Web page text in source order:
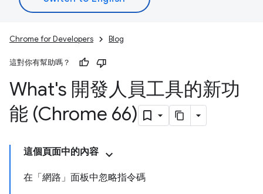
Chrome for Developers Blog
這對你有幫助嗎？
What's 開發人員工具的新功
能 (Chrome 66)
這個頁面中的內容
在「網路」面板中忽略指令碼